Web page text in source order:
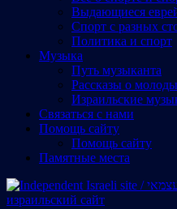
Выдающиеся
Спорт с разных
Политика и спорт
Музыка
Путь музыканта
Рассказы о
Израильские
Cвязаться с нами
Помощь сайту
Помощь сайту
Памятные места